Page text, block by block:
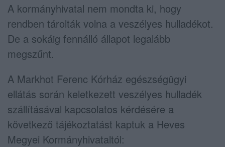
A kormányhivatal nem mondta ki, hogy
rendben tárolták volna a veszélyes hulladékot.
De a sokáig fennálló állapot legalább
megszűnt.
A Markhot Ferenc Kórház egészségügyi
ellátás során keletkezett veszélyes hulladék
szállításával kapcsolatos kérdésére a
következő tájékoztatást kaptuk a Heves
Megyei Kormányhivataltól: